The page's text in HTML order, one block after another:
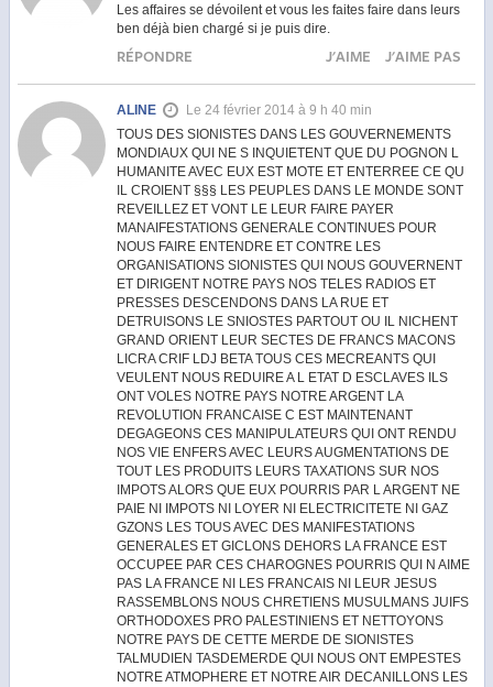
Les affaires se dévoilent et vous les faites faire dans leurs
ben déjà bien chargé si je puis dire.
J'AIME J'AIME PAS
RÉPONDRE
ALINE
Le 24 février 2014 à 9 h 40 min
TOUS DES SIONISTES DANS LES GOUVERNEMENTS
MONDIAUX QUI NE S INQUIETENT QUE DU POGNON L
HUMANITE AVEC EUX EST MOTE ET ENTERREE CE QU
IL CROIENT §§§ LES PEUPLES DANS LE MONDE SONT
REVEILLEZ ET VONT LE LEUR FAIRE PAYER
MANAIFESTATIONS GENERALE CONTINUES POUR
NOUS FAIRE ENTENDRE ET CONTRE LES
ORGANISATIONS SIONISTES QUI NOUS GOUVERNENT
ET DIRIGENT NOTRE PAYS NOS TELES RADIOS ET
PRESSES DESCENDONS DANS LA RUE ET
DETRUISONS LE SNIOSTES PARTOUT OU IL NICHENT
GRAND ORIENT LEUR SECTES DE FRANCS MACONS
LICRA CRIF LDJ BETA TOUS CES MECREANTS QUI
VEULENT NOUS REDUIRE A L ETAT D ESCLAVES ILS
ONT VOLES NOTRE PAYS NOTRE ARGENT LA
REVOLUTION FRANCAISE C EST MAINTENANT
DEGAGEONS CES MANIPULATEURS QUI ONT RENDU
NOS VIE ENFERS AVEC LEURS AUGMENTATIONS DE
TOUT LES PRODUITS LEURS TAXATIONS SUR NOS
IMPOTS ALORS QUE EUX POURRIS PAR L ARGENT NE
PAIE NI IMPOTS NI LOYER NI ELECTRICITETE NI GAZ
GZONS LES TOUS AVEC DES MANIFESTATIONS
GENERALES ET GICLONS DEHORS LA FRANCE EST
OCCUPEE PAR CES CHAROGNES POURRIS QUI N AIME
PAS LA FRANCE NI LES FRANCAIS NI LEUR JESUS
RASSEMBLONS NOUS CHRETIENS MUSULMANS JUIFS
ORTHODOXES PRO PALESTINIENS ET NETTOYONS
NOTRE PAYS DE CETTE MERDE DE SIONISTES
TALMUDIEN TASDEMERDE QUI NOUS ONT EMPESTES
NOTRE ATMOPHERE ET NOTRE AIR DECANILLONS LES